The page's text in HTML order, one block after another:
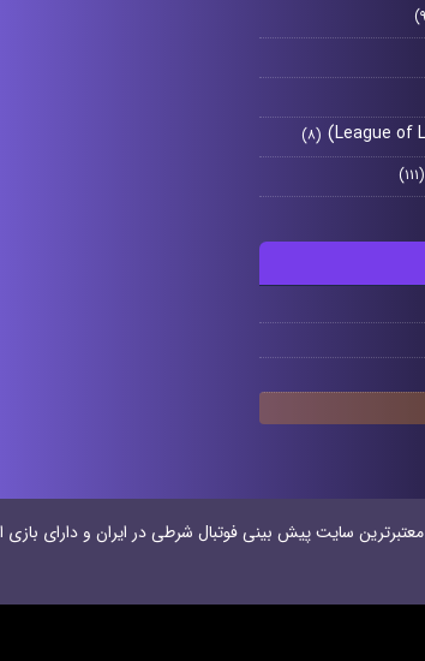
(۸)
(۱۱۱)
معتبر‌ترین سایت پیش بینی‌ فوتبال شرطی در ایران و دارای بازی